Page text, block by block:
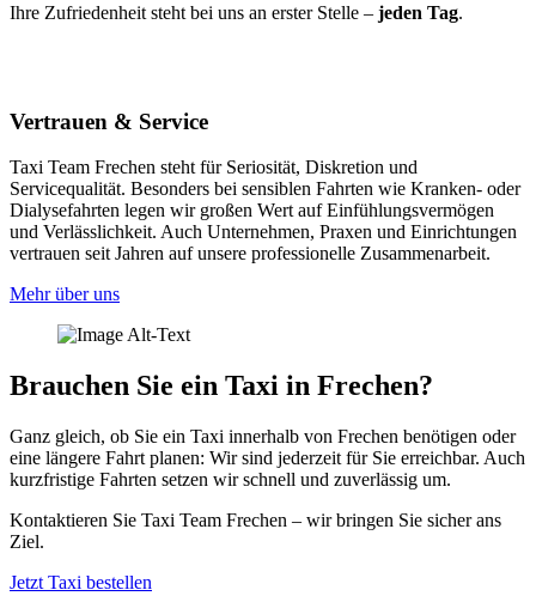
Ihre Zufriedenheit steht bei uns an erster Stelle – jeden Tag.
Vertrauen & Service
Taxi Team Frechen steht für Seriosität, Diskretion und
Servicequalität. Besonders bei sensiblen Fahrten wie Kranken- oder
Dialysefahrten legen wir großen Wert auf Einfühlungsvermögen
und Verlässlichkeit. Auch Unternehmen, Praxen und Einrichtungen
vertrauen seit Jahren auf unsere professionelle Zusammenarbeit.
Mehr über uns
Brauchen Sie ein Taxi in Frechen?
Ganz gleich, ob Sie ein Taxi innerhalb von Frechen benötigen oder
eine längere Fahrt planen: Wir sind jederzeit für Sie erreichbar. Auch
kurzfristige Fahrten setzen wir schnell und zuverlässig um.
Kontaktieren Sie Taxi Team Frechen – wir bringen Sie sicher ans
Ziel.
Jetzt Taxi bestellen